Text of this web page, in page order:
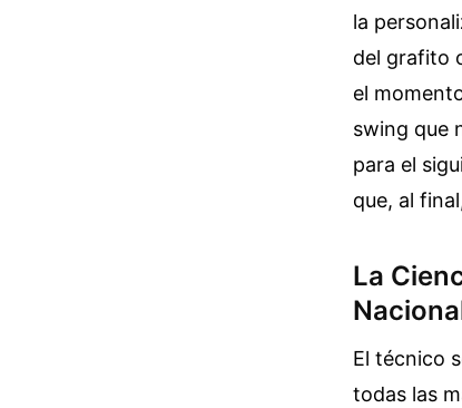
la
del grafito
el
swing que
para el
que, al
La
El técnico
todas las